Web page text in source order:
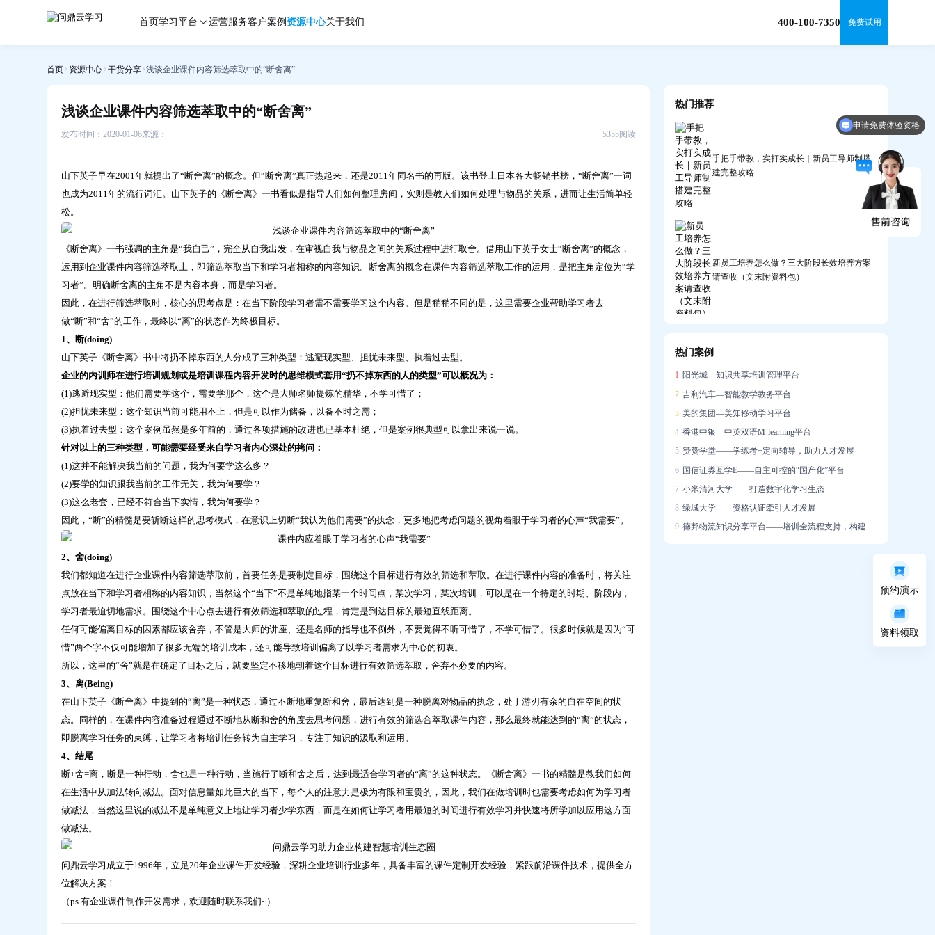
首页学习平台 运营服务客户案例 资源中心关于我们 400-100-7350 免费试用
首页 资源中心 干货分享 浅谈企业课件内容筛选萃取中的“断舍离”
浅谈企业课件内容筛选萃取中的“断舍离”
发布时间：2020-01-06来源： 5355阅读
山下英子早在2001年就提出了“断舍离”的概念。但“断舍离”真正热起来，还是2011年同名书的再版。该书登上日本各大畅销书榜，“断舍离”一词
也成为2011年的流行词汇。山下英子的《断舍离》一书看似是指导人们如何整理房间，实则是教人们如何处理与物品的关系，进而让生活简单轻
松。
《断舍离》一书强调的主角是“我自己”，完全从自我出发，在审视自我与物品之间的关系过程中进行取舍。借用山下英子女士“断舍离”的概念，
运用到企业课件内容筛选萃取上，即筛选萃取当下和学习者相称的内容知识。断舍离的概念在课件内容筛选萃取工作的运用，是把主角定位为“学
习者”。明确断舍离的主角不是内容本身，而是学习者。
因此，在进行筛选萃取时，核心的思考点是：在当下阶段学习者需不需要学习这个内容。但是稍稍不同的是，这里需要企业帮助学习者去
做“断”和“舍”的工作，最终以“离”的状态作为终极目标。
1、断(doing)
山下英子《断舍离》书中将扔不掉东西的人分成了三种类型：逃避现实型、担忧未来型、执着过去型。
企业的内训师在进行培训规划或是培训课程内容开发时的思维模式套用“扔不掉东西的人的类型”可以概况为：
(1)逃避现实型：他们需要学这个，需要学那个，这个是大师名师提炼的精华，不学可惜了；
(2)担忧未来型：这个知识当前可能用不上，但是可以作为储备，以备不时之需；
(3)执着过去型：这个案例虽然是多年前的，通过各项措施的改进也已基本杜绝，但是案例很典型可以拿出来说一说。
针对以上的三种类型，可能需要经受来自学习者内心深处的拷问：
(1)这并不能解决我当前的问题，我为何要学这么多？
(2)要学的知识跟我当前的工作无关，我为何要学？
(3)这么老套，已经不符合当下实情，我为何要学？
因此，“断”的精髓是要斩断这样的思考模式，在意识上切断“我认为他们需要”的执念，更多地把考虑问题的视角着眼于学习者的心声“我需要”。
2、舍(doing)
我们都知道在进行企业课件内容筛选萃取前，首要任务是要制定目标，围绕这个目标进行有效的筛选和萃取。在进行课件内容的准备时，将关注
点放在当下和学习者相称的内容知识，当然这个“当下”不是单纯地指某一个时间点，某次学习，某次培训，可以是在一个特定的时期、阶段内，
学习者最迫切地需求。围绕这个中心点去进行有效筛选和萃取的过程，肯定是到达目标的最短直线距离。
任何可能偏离目标的因素都应该舍弃，不管是大师的讲座、还是名师的指导也不例外，不要觉得不听可惜了，不学可惜了。很多时候就是因为“可
惜”两个字不仅可能增加了很多无端的培训成本，还可能导致培训偏离了以学习者需求为中心的初衷。
所以，这里的“舍”就是在确定了目标之后，就要坚定不移地朝着这个目标进行有效筛选萃取，舍弃不必要的内容。
3、离(Being)
在山下英子《断舍离》中提到的“离”是一种状态，通过不断地重复断和舍，最后达到是一种脱离对物品的执念，处于游刃有余的自在空间的状
态。同样的，在课件内容准备过程通过不断地从断和舍的角度去思考问题，进行有效的筛选合萃取课件内容，那么最终就能达到的“离”的状态，
即脱离学习任务的束缚，让学习者将培训任务转为自主学习，专注于知识的汲取和运用。
4、结尾
断+舍=离，断是一种行动，舍也是一种行动，当施行了断和舍之后，达到最适合学习者的“离”的这种状态。《断舍离》一书的精髓是教我们如何
在生活中从加法转向减法。面对信息量如此巨大的当下，每个人的注意力是极为有限和宝贵的，因此，我们在做培训时也需要考虑如何为学习者
做减法，当然这里说的减法不是单纯意义上地让学习者少学东西，而是在如何让学习者用最短的时间进行有效学习并快速将所学加以应用这方面
做减法。
问鼎云学习成立于1996年，立足20年企业课件开发经验，深耕企业培训行业多年，具备丰富的课件定制开发经验，紧跟前沿课件技术，提供全方
位解决方案！
（ps.有企业课件制作开发需求，欢迎随时联系我们~）
热门推荐
手把手带教，实打实成长｜新员工导师制搭
建完整攻略
新员工培养怎么做？三大阶段长效培养方案
请查收（文末附资料包）
快速成长？
销售能力增长「看得见」
热门案例
1 阳光城—知识共享培训管理平台
2 吉利汽车—智能教学教务平台
3 美的集团—美知移动学习平台
4 香港中银—中英双语M-learning平台
5 赞赞学堂——学练考+定向辅导，助力人才发展
6 国信证券互学E——自主可控的“国产化”平台
7 小米清河大学——打造数字化学习生态
8 绿城大学——资格认证牵引人才发展
9 德邦物流知识分享平台——培训全流程支持，构建学习社区
预约演示
资料领取
申请免费体验资格